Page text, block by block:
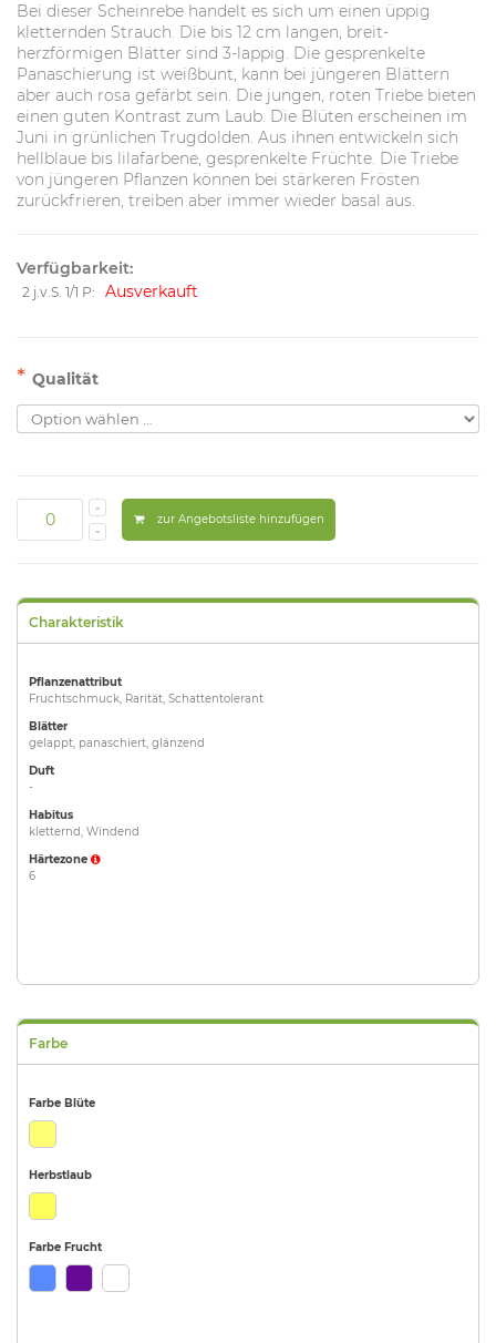
Bei dieser Scheinrebe handelt es sich um einen üppig
kletternden Strauch. Die bis 12 cm langen, breit-
herzförmigen Blätter sind 3-lappig. Die gesprenkelte
Panaschierung ist weißbunt, kann bei jüngeren Blättern
aber auch rosa gefärbt sein. Die jungen, roten Triebe bieten
einen guten Kontrast zum Laub. Die Blüten erscheinen im
Juni in grünlichen Trugdolden. Aus ihnen entwickeln sich
hellblaue bis lilafarbene, gesprenkelte Früchte. Die Triebe
von jüngeren Pflanzen können bei stärkeren Frösten
zurückfrieren, treiben aber immer wieder basal aus.
Verfügbarkeit:
2 j.v.S. 1/1 P: Ausverkauft
* Qualität
zur Angebotsliste hinzufügen
Charakteristik
Pflanzenattribut
Fruchtschmuck, Rarität, Schattentolerant
Blätter
gelappt, panaschiert, glänzend
Duft
-
Habitus
kletternd, Windend
Härtezone
6
Farbe
Farbe Blüte
Herbstlaub
Farbe Frucht